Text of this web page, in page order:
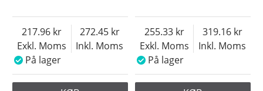
Exkl. Moms
217.96
Inkl. Moms
272.45
På lager
Exkl. Moms
255.33
Inkl. Moms
319.16
På lager